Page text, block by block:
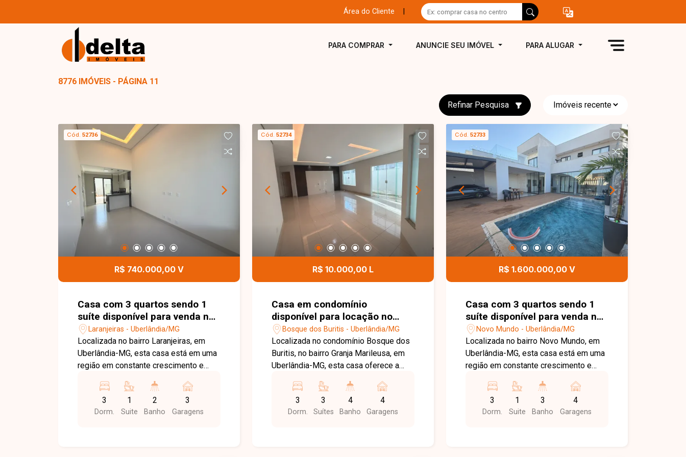
Área do Cliente
PARA COMPRAR ANUNCIE SEU IMÓVEL PARA ALUGAR
8776 IMÓVEIS - PÁGINA 11
Refinar Pesquisa
Cód. 52736
R$ 740.000,00 V
Casa com 3 quartos sendo 1
suíte disponível para venda no
bairro Laranjeiras em
Uberlândia-MG
Laranjeiras - Uberlândia/MG
Localizada no bairro Laranjeiras, em
Uberlândia-MG, esta casa está em uma
região em constante crescimento e
principais vias da cidade e próxima a
supermercados, escolas, farmácias,
comércios e diversos serviços,
3
Dorm.
1
Suite
2
Banho
3
Garagens
Cód. 52734
R$ 10.000,00 L
Casa em condomínio
disponível para locação no
bairro Bosque dos Buritis em
Uberlândia-MG
Bosque dos Buritis - Uberlândia/MG
Localizada no condomínio Bosque dos
Buritis, no bairro Granja Marileusa, em
Uberlândia-MG, esta casa oferece a
conforto e qualidade de vida. O
condomínio está em uma das regiões
mais valorizadas da cidade, com fácil
3
Dorm.
3
Suítes
4
Banho
4
Garagens
Cód. 52733
R$ 1.600.000,00 V
Casa com 3 quartos sendo 1
suíte disponível para venda no
bairro Novo Mundo em
Uberlândia-MG
Novo Mundo - Uberlândia/MG
Localizada no bairro Novo Mundo, em
Uberlândia-MG, esta casa está em uma
região em constante crescimento e
principais vias da cidade e próxima a
supermercados, escolas, farmácias,
comércios e diversos serviços,
3
Dorm.
1
Suite
3
Banho
4
Garagens